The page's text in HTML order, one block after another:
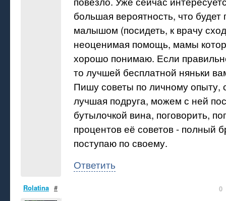
большая вероятность, что будет
малышом (посидеть, к врачу
неоценимая помощь, мамы
хорошо понимаю. Если
то лучшей бесплатной няньки
Пишу советы по личному опыту,
лучшая подруга, можем с ней
бутылочкой вина, поговорить,
процентов её советов - полный
поступаю по своему.
Ответить
Rolatina # 0